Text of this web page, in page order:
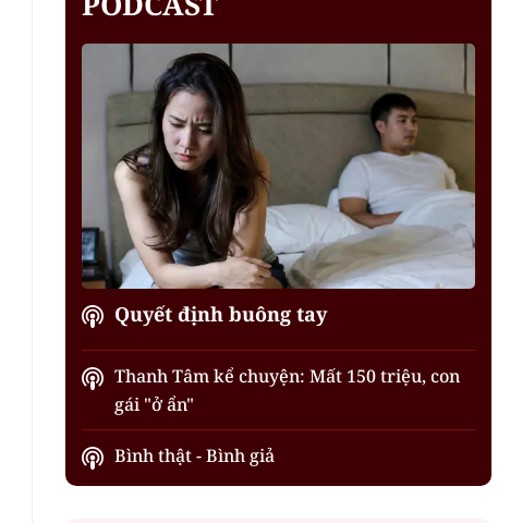
Quyết định buông tay
Thanh Tâm kể chuyện: Mất 150 triệu, con
gái "ở ẩn"
Bình thật - Bình giả